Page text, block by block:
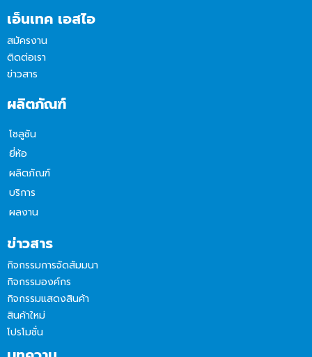
เอ็นเทค เอสไอ
สมัครงาน
ติดต่อเรา
ข่าวสาร
ผลิตภัณฑ์
โซลูชัน
ยี่ห้อ
ผลิตภัณฑ์
บริการ
ผลงาน
ข่าวสาร
กิจกรรมการจัดสัมมนา
กิจกรรมองค์กร
กิจกรรมแสดงสินค้า
สินค้าใหม่
โปรโมชั่น